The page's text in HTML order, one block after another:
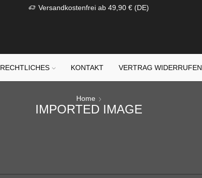
Versandkostenfrei ab 49,90 € (DE)
RECHTLICHES KONTAKT VERTRAG WIDERRUFEN
Home
IMPORTED IMAGE